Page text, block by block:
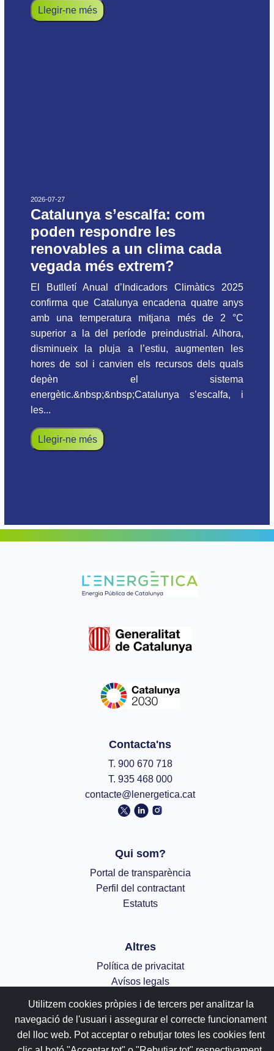
Llegir-ne més
2026-07-27
Catalunya s’escalfa: com
poden respondre les
renovables a un clima cada
vegada més extrem?
El Butlletí Anual d’Indicadors Climàtics 2025
confirma que Catalunya encadena quatre anys
amb una temperatura mitjana més de 2 °C
superior a la del període preindustrial. Alhora,
disminueix la pluja a l’estiu, augmenten les
hores de sol i canvien els recursos dels quals
depèn el sistema
energètic.&nbsp;&nbsp;Catalunya s’escalfa, i
les...
Llegir-ne més
Contacta'ns
T. 900 670 718
T. 935 468 000
contacte@lenergetica.cat
Qui som?
Portal de transparència
Perfil del contractant
Estatuts
Altres
Política de privacitat
Avísos legals
Utilitzem cookies pròpies i de tercers per analitzar la
navegació de l'usuari i assegurar el correcte funcionament
del lloc web. Pot acceptar o rebutjar totes les cookies fent